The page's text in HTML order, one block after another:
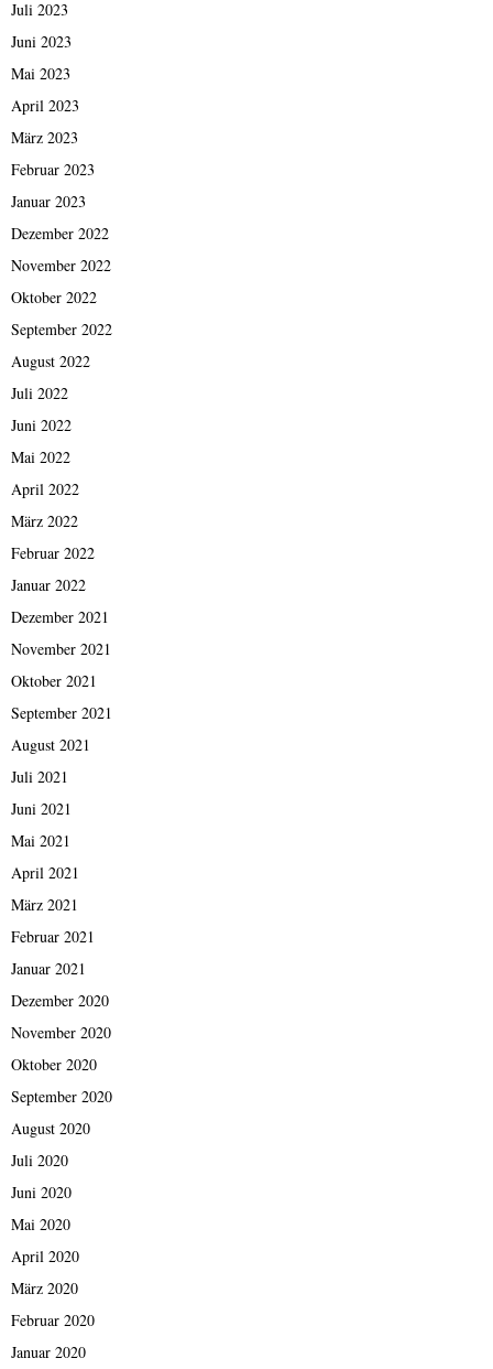
Juli 2023
Juni 2023
Mai 2023
April 2023
März 2023
Februar 2023
Januar 2023
Dezember 2022
November 2022
Oktober 2022
September 2022
August 2022
Juli 2022
Juni 2022
Mai 2022
April 2022
März 2022
Februar 2022
Januar 2022
Dezember 2021
November 2021
Oktober 2021
September 2021
August 2021
Juli 2021
Juni 2021
Mai 2021
April 2021
März 2021
Februar 2021
Januar 2021
Dezember 2020
November 2020
Oktober 2020
September 2020
August 2020
Juli 2020
Juni 2020
Mai 2020
April 2020
März 2020
Februar 2020
Januar 2020